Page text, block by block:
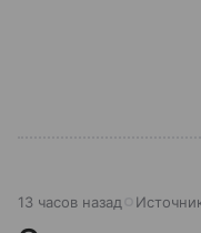
13 часов назад